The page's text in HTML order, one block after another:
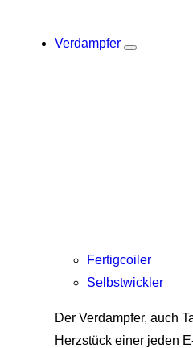
Verdampfer
Fertigcoiler
Selbstwickler
Der Verdampfer, auch
Herzstück einer jeden